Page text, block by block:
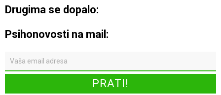
Drugima se dopalo:
Psihonovosti na mail: